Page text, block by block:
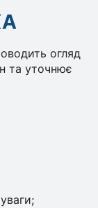
огляд
та уточнює